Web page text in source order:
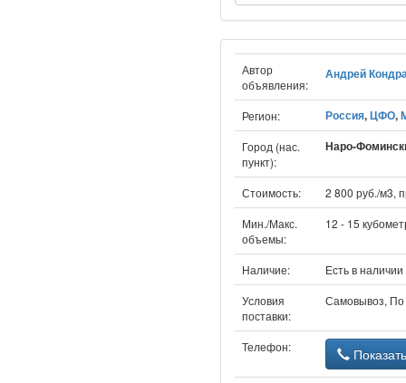
Автор
объявления:
Андрей
Регион: Россия,ЦФО,
Город (нас.
пункт):
Наро-
Стоимость:
2 800 руб./м3,
Мин./Макс.
объемы:
12 - 15
Наличие:
Есть в
Условия
поставки:
Самовывоз,
Телефон: